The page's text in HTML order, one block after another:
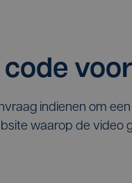
indienen om
waarop de